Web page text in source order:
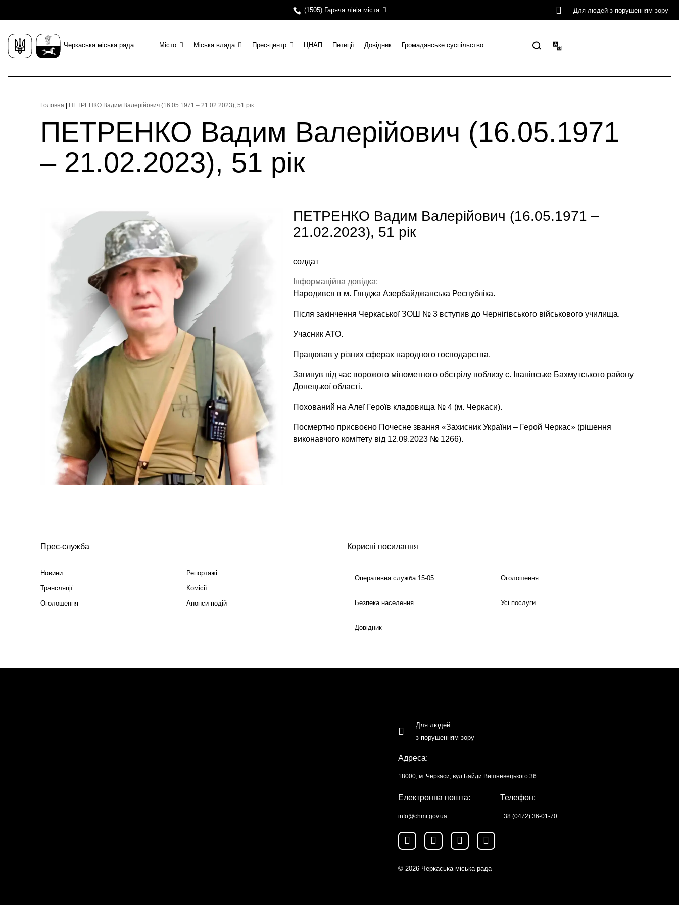
(1505) Гаряча лінія міста Для людей з порушенням зору
Черкаська міська рада Місто Міська влада Прес-центр ЦНАП Петиції Довідник Громадянське суспільство
Головна ПЕТРЕНКО Вадим Валерійович (16.05.1971 – 21.02.2023), 51 рік
ПЕТРЕНКО Вадим Валерійович (16.05.1971
– 21.02.2023), 51 рік
ПЕТРЕНКО Вадим Валерійович (16.05.1971 –
21.02.2023), 51 рік
солдат
Інформаційна довідка:
Народився в м. Гянджа Азербайджанська Республіка.
Після закінчення Черкаської ЗОШ № 3 вступив до Чернігівського військового училища.
Учасник АТО.
Працював у різних сферах народного господарства.
Загинув під час ворожого мінометного обстрілу поблизу с. Іванівське Бахмутського району
Донецької області.
Похований на Алеї Героїв кладовища № 4 (м. Черкаси).
Посмертно присвоєно Почесне звання «Захисник України – Герой Черкас» (рішення
виконавчого комітету від 12.09.2023 № 1266).
Прес-служба
Новини
Репортажі
Трансляції
Комісії
Оголошення
Анонси подій
Корисні посилання
Оперативна служба 15-05 Оголошення
Безпека населення Усі послуги
Довідник
Для людей
з порушенням зору
Адреса:
18000, м. Черкаси, вул.Байди Вишневецького 36
Електронна пошта:
info@chmr.gov.ua
Телефон:
+38 (0472) 36-01-70
© 2026 Черкаська міська рада